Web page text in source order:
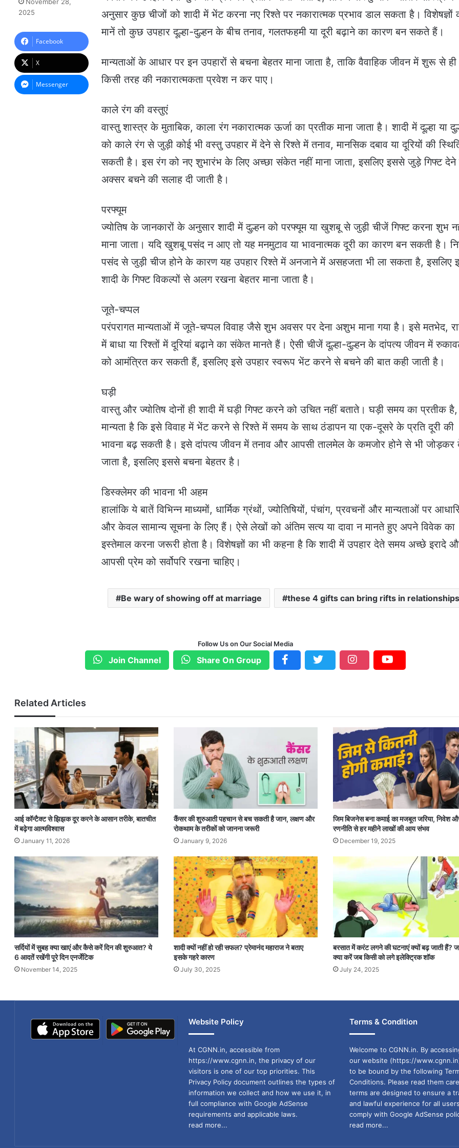
अनुसार कुछ चीजों को शादी में भेंट करना नए रिश्ते पर नकारात्मक प्रभाव डाल सकता है। विशेषज्ञों
मानें तो कुछ उपहार दूल्हा-दुल्हन के बीच तनाव, गलतफहमी या दूरी बढ़ाने का कारण बन सकते हैं।
मान्यताओं के आधार पर इन उपहारों से बचना बेहतर माना जाता है, ताकि वैवाहिक जीवन में शुरू से ही
किसी तरह की नकारात्मकता प्रवेश न कर पाए।
काले रंग की वस्तुएं
वास्तु शास्त्र के मुताबिक, काला रंग नकारात्मक ऊर्जा का प्रतीक माना जाता है। शादी में दूल्हा या
को काले रंग से जुड़ी कोई भी वस्तु उपहार में देने से रिश्ते में तनाव, मानसिक दबाव या दूरियों की
सकती है। इस रंग को नए शुभारंभ के लिए अच्छा संकेत नहीं माना जाता, इसलिए इससे जुड़े गिफ्ट
अक्सर बचने की सलाह दी जाती है।
परफ्यूम
ज्योतिष के जानकारों के अनुसार शादी में दुल्हन को परफ्यूम या खुशबू से जुड़ी चीजें गिफ्ट करना शुभ
माना जाता। यदि खुशबू पसंद न आए तो यह मनमुटाव या भावनात्मक दूरी का कारण बन सकती है।
पसंद से जुड़ी चीज होने के कारण यह उपहार रिश्ते में अनजाने में असहजता भी ला सकता है, इसलिए
शादी के गिफ्ट विकल्पों से अलग रखना बेहतर माना जाता है।
जूते-चप्पल
परंपरागत मान्यताओं में जूते-चप्पल विवाह जैसे शुभ अवसर पर देना अशुभ माना गया है। इसे मतभेद,
में बाधा या रिश्तों में दूरियां बढ़ाने का संकेत मानते हैं। ऐसी चीजें दूल्हा-दुल्हन के दांपत्य जीवन में
को आमंत्रित कर सकती हैं, इसलिए इसे उपहार स्वरूप भेंट करने से बचने की बात कही जाती है।
घड़ी
वास्तु और ज्योतिष दोनों ही शादी में घड़ी गिफ्ट करने को उचित नहीं बताते। घड़ी समय का प्रतीक
मान्यता है कि इसे विवाह में भेंट करने से रिश्ते में समय के साथ ठंडापन या एक-दूसरे के प्रति दूरी की
भावना बढ़ सकती है। इसे दांपत्य जीवन में तनाव और आपसी तालमेल के कमजोर होने से भी जोड़कर
जाता है, इसलिए इससे बचना बेहतर है।
डिस्क्लेमर की भावना भी अहम
हालांकि ये बातें विभिन्न माध्यमों, धार्मिक ग्रंथों, ज्योतिषियों, पंचांग, प्रवचनों और मान्यताओं पर
और केवल सामान्य सूचना के लिए हैं। ऐसे लेखों को अंतिम सत्य या दावा न मानते हुए अपने विवेक का
इस्तेमाल करना जरूरी होता है। विशेषज्ञों का भी कहना है कि शादी में उपहार देते समय अच्छे इरादे
आपसी प्रेम को सर्वोपरि रखना चाहिए।
Be wary of showing off at marriage these 4 gifts can bring rifts in relationships
e
a
November 28,
2025
Facebook
X
Messenger
Follow Us on Our Social Media
Join Channel Share On Group
Related Articles
आई कॉन्टैक्ट से झिझक दूर करने के आसान तरीके, बातचीत
में बढ़ेगा आत्मविश्वास
January 11, 2026
कैंसर की शुरुआती पहचान से बच सकती है जान, लक्षण और
रोकथाम के तरीकों को जानना जरूरी
January 9, 2026
जिम बिजनेस बना कमाई का मजबूत जरिया, निवेश
रणनीति से हर महीने लाखों की आय संभव
December 19, 2025
सर्दियों में सुबह क्या खाएं और कैसे करें दिन की शुरुआत? ये
6 आदतें रखेंगी पूरे दिन एनर्जेटिक
November 14, 2025
शादी क्यों नहीं हो रही सफल? प्रेमानंद महाराज ने बताए
इसके गहरे कारण
July 30, 2025
बरसात में करंट लगने की घटनाएं क्यों बढ़ जाती हैं?
क्या करें जब किसी को लगे इलेक्ट्रिक शॉक
July 24, 2025
Website Policy
At CGNN.in, accessible from
https://www.cgnn.in, the privacy of our
visitors is one of our top priorities. This
Privacy Policy document outlines the types of
information we collect and how we use it, in
full compliance with Google AdSense
requirements and applicable laws.
read more...
Terms & Condition
Welcome to CGNN.in. By
our website (https://
to be bound by the following
Conditions. Please read them
terms are designed to ensure a
and lawful experience for all
comply with Google AdSense
read more...